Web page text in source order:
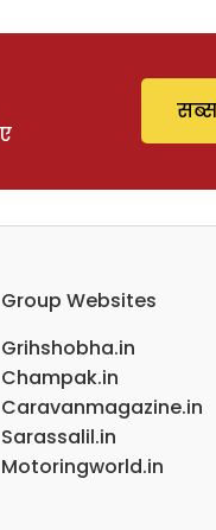
Group Websites
Grihshobha.in
Champak.in
Caravanmagazine.in
Sarassalil.in
Motoringworld.in